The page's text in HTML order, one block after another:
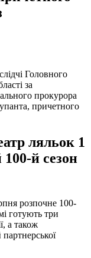
Головного
за
прокурора
причетного
ляльок 1
й сезон
розпочне 100-
готують три
а також